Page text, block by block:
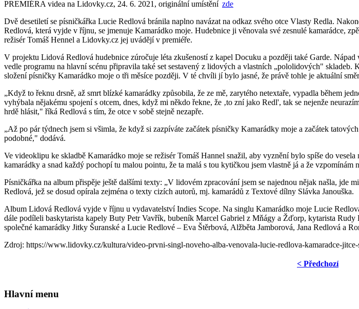
PREMIÉRA videa na Lidovky.cz, 24. 6. 2021, originální umístěnía zde
Dvě desetiletí se písničkářka Lucie Redlová bránila naplno navázat na odkaz svého otce Vlasty Redla.
Redlová, která vyjde v říjnu, se jmenuje Kamarádko moje. Hudebnice ji věnovala své zesnulé kamarádce,
režisér Tomáš Hennel a Lidovky.cz jej uvádějí v premiéře.
V projektu Lidová Redlová hudebnice zúročuje léta zkušeností z kapel Docuku a později také Garde.
vedle programu na hlavní scénu připravila také set sestavený z lidových a vlastních „pololidových"
složení písničky Kamarádko moje o tři měsíce později. V té chvíli jí bylo jasné, že právě tohle je aktuální
„Když to řeknu drsně, až smrt blízké kamarádky způsobila, že ze mě, zarytého netextaře, vypadla během
vyhýbala nějakému spojení s otcem, dnes, když mi někdo řekne, že ‚to zní jako Redl', tak se nejenže
hrdě hlásit," říká Redlová s tím, že otce v sobě stejně nezapře.
„Až po pár týdnech jsem si všimla, že když si zazpíváte začátek písničky Kamarádky moje a začátek
podobné," dodává.
Ve videoklipu ke skladbě Kamarádko moje se režisér Tomáš Hannel snažil, aby vyznění bylo spíše do
kamarádky a snad každý pochopí tu malou pointu, že ta malá s tou kytičkou jsem vlastně já a že vzpomínám
Písničkářka na album přispěje ještě dalšími texty: „V lidovém zpracování jsem se najednou nějak našla,
Redlová, jež se dosud opírala zejména o texty cizích autorů, mj. kamarádů z Textové dílny Slávka Janouška.
Album Lidová Redlová vyjde v říjnu u vydavatelství Indies Scope. Na singlu Kamarádko moje Lucie
dále podíleli baskytarista kapely Buty Petr Vavřík, bubeník Marcel Gabriel z Mňágy a Žďorp, kytarista
společné kamarádky Jitky Šuranské a Lucie Redlové – Eva Štěrbová, Alžběta Jamborová, Jana Redlová a
Zdroj: https://www.lidovky.cz/kultura/video-prvni-singl-noveho-alba-venovala-lucie-redlova-kamaradce-
< Předchozí
Hlavní menu